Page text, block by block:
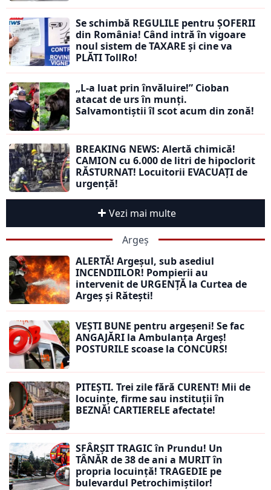
Se schimbă REGULILE pentru ȘOFERII
din România! Când intră în vigoare
noul sistem de TAXARE și cine va
PLĂTI TollRo!
„L-a luat prin învăluire!” Cioban
atacat de urs în munți.
Salvamontiștii îl scot acum din zonă!
BREAKING NEWS: Alertă chimică!
CAMION cu 6.000 de litri de hipoclorit
RĂSTURNAT! Locuitorii EVACUAȚI de
urgență!
Vezi mai multe
Argeș
ALERTĂ! Argeșul, sub asediul
INCENDIILOR! Pompierii au
intervenit de URGENȚĂ la Curtea de
Argeș și Rătești!
VEȘTI BUNE pentru argeșeni! Se fac
ANGAJĂRI la Ambulanța Argeș!
POSTURILE scoase la CONCURS!
PITEȘTI. Trei zile fără CURENT! Mii de
locuințe, firme sau instituții în
BEZNĂ! CARTIERELE afectate!
SFÂRȘIT TRAGIC în Prundu! Un
TÂNĂR de 38 de ani a MURIT în
propria locuință! TRAGEDIE pe
bulevardul Petrochimiștilor!